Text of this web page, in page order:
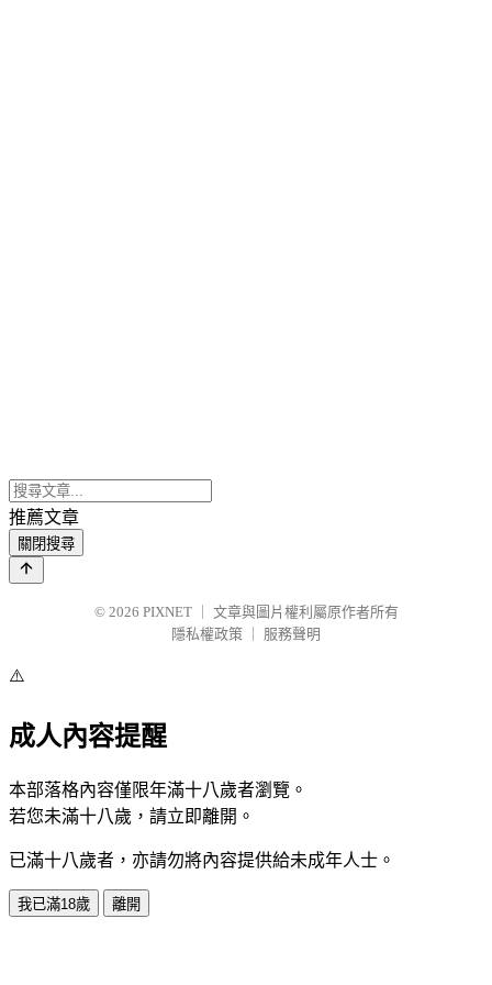
推薦文章
關閉搜尋
© 2026 PIXNET
文章與圖片權利屬原作者所有
隱私權政策
服務聲明
⚠️
成人內容提醒
本部落格內容僅限年滿十八歲者瀏覽。
若您未滿十八歲，請立即離開。
已滿十八歲者，亦請勿將內容提供給未成年人士。
我已滿18歲 離開